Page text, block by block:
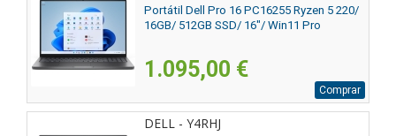
Portátil Dell Pro 16 PC16255 Ryzen 5 220/
16GB/ 512GB SSD/ 16"/ Win11 Pro
1.095,00 €
Comprar
DELL - Y4RHJ